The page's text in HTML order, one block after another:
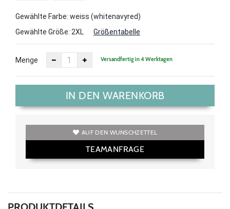
Gewählte Farbe: weiss (whitenavyred)
Gewählte Größe: 2XL Größentabelle
Menge Versandfertig in 4 Werktagen
IN DEN WARENKORB
AUF DEN WUNSCHZETTEL
TEAMANFRAGE